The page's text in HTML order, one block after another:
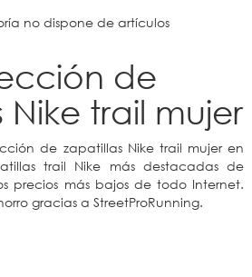
no dispone de artículos
de
Nike trail mujer
de zapatillas Nike trail mujer en
trail Nike más destacadas de
precios más bajos de todo Internet.
gracias a StreetProRunning.